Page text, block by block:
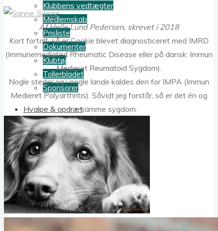
Klubbens vedtægter
Medlemskab
Prisliste
Dokumenter
Klubtøj
Tollerbladet
Sponsorer
Hvalpe & opdræt
Hvis min hund skal indgå i avl
Køb af Tollerhvalp
Hvalpeliste
Opdrætterliste
Hanhundelisten
Sundhed & Adfærd
Sanne
Af Helle Lund Pedersen, skrevet i 2018
Kort fortalt, så er Cookie blevet diagnosticeret med IMRD
(Immunemediated Rheumatic Disease eller på dansk: Immun
Medieret Reumatoid Sygdom).
Nogle steder og i nogle lande kaldes den for IMPA (Immun
Medieret Polyarthritis). Såvidt jeg forstår, så er det én og
samme sygdom.